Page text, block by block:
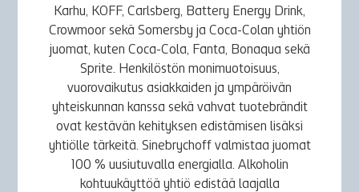
Karhu, KOFF, Carlsberg, Battery Energy Drink,
Crowmoor sekä Somersby ja Coca-Colan yhtiön
juomat, kuten Coca-Cola, Fanta, Bonaqua sekä
Sprite. Henkilöstön monimuotoisuus,
vuorovaikutus asiakkaiden ja ympäröivän
yhteiskunnan kanssa sekä vahvat tuotebrändit
ovat kestävän kehityksen edistämisen lisäksi
yhtiölle tärkeitä. Sinebrychoff valmistaa juomat
100 % uusiutuvalla energialla. Alkoholin
kohtuukäyttöä yhtiö edistää laajalla